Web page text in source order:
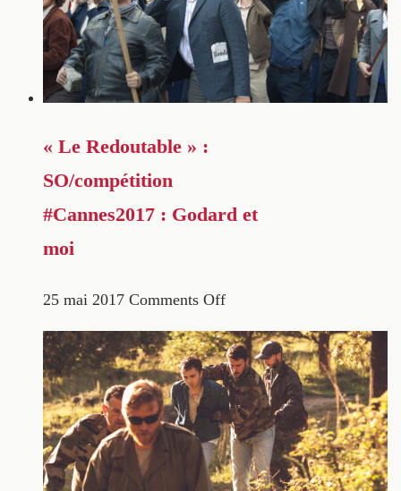
« Le Redoutable » :
SO/compétition
#Cannes2017 : Godard et
moi
25 mai 2017 Comments Off